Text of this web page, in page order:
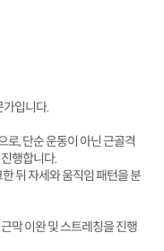
가입니다.
로, 단순 운동이 아닌 근골격
행합니다.
뒤 자세와 움직임 패턴을 분
막 이완 및 스트레칭을 진행